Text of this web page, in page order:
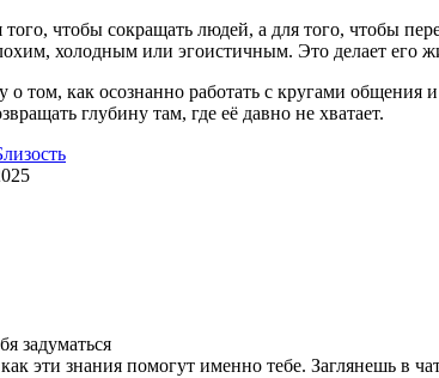
чтобы сокращать людей, а для того, чтобы
холодным или эгоистичным. Это делает его
о том, как осознанно работать с кругами
глубину там, где её давно не хватает.
задуматься
эти знания помогут именно тебе. Заглянешь в